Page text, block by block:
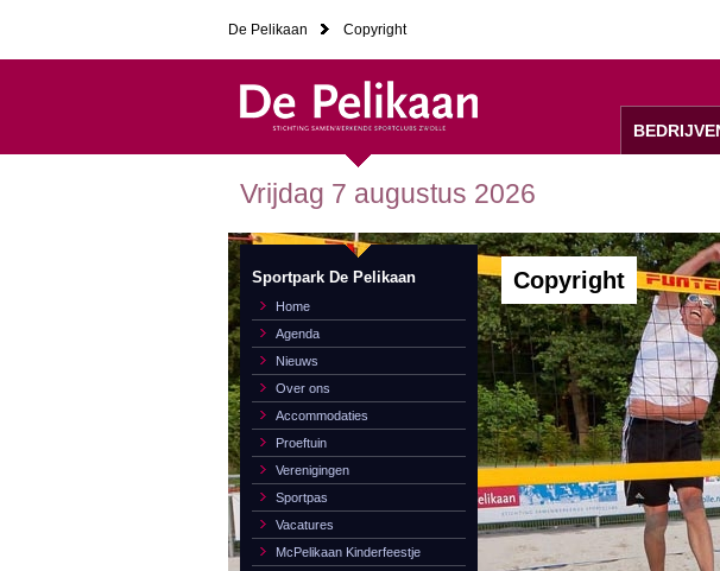
De Pelikaan Copyright
Vrijdag 7 augustus 2026
Sportpark De Pelikaan
Home
Agenda
Nieuws
Over ons
Accommodaties
Proeftuin
Verenigingen
Sportpas
Vacatures
McPelikaan Kinderfeestje
Copyright